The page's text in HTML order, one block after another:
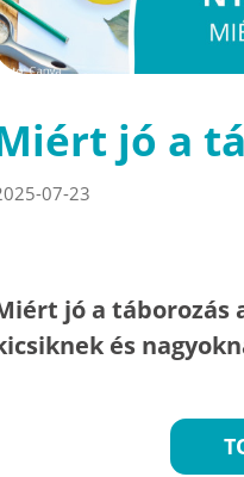
jó a
07-23
jó a táborozás
és